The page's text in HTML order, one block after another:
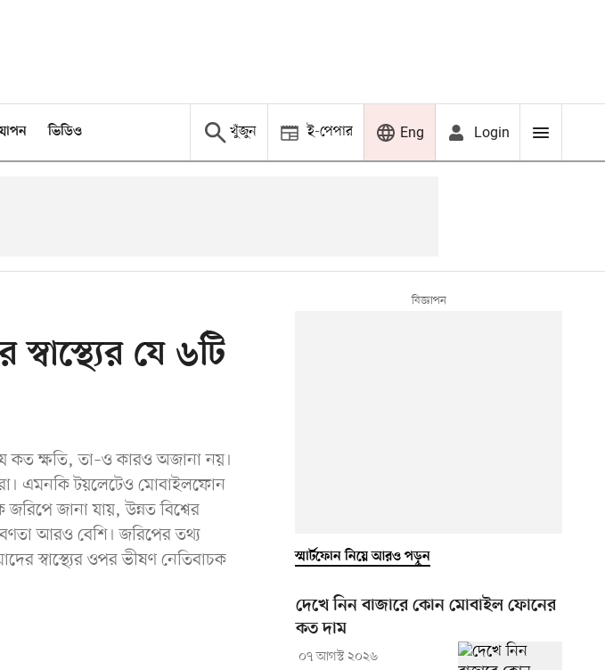
ভিডিও খুঁজুন ই-পেপার Eng Login
যে ৬টি
ক্ষতি, তা–ও কারও অজানা নয়।
এমনকি টয়লেটেও মোবাইলফোন
জানা যায়, উন্নত বিশ্বের
আরও বেশি। জরিপের তথ্য
স্বাস্থ্যের ওপর ভীষণ নেতিবাচক
স্মার্টফোন নিয়ে আরও পড়ুন
দেখে নিন বাজারে কোন মোবাইল ফোনের
কত দাম
০৭ আগস্ট ২০২৬